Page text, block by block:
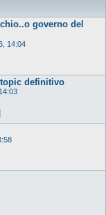
governo del
14:04
definitivo